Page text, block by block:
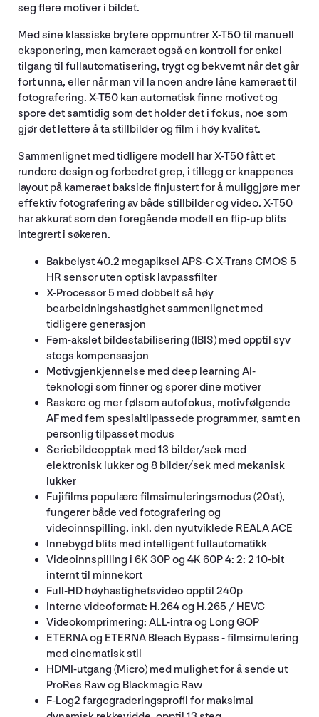
seg flere motiver i bildet.
Med sine klassiske brytere oppmuntrer X-T50 til manuell
eksponering, men kameraet også en kontroll for enkel
tilgang til fullautomatisering, trygt og bekvemt når det går
fort unna, eller når man vil la noen andre låne kameraet til
fotografering. X-T50 kan automatisk finne motivet og
spore det samtidig som det holder det i fokus, noe som
gjør det lettere å ta stillbilder og film i høy kvalitet.
Sammenlignet med tidligere modell har X-T50 fått et
rundere design og forbedret grep, i tillegg er knappenes
layout på kameraet bakside finjustert for å muliggjøre mer
effektiv fotografering av både stillbilder og video. X-T50
har akkurat som den foregående modell en flip-up blits
integrert i søkeren.
Bakbelyst 40.2 megapiksel APS-C X-Trans CMOS 5
HR sensor uten optisk lavpassfilter
X-Processor 5 med dobbelt så høy
bearbeidningshastighet sammenlignet med
tidligere generasjon
Fem-akslet bildestabilisering (IBIS) med opptil syv
stegs kompensasjon
Motivgjenkjennelse med deep learning AI-
teknologi som finner og sporer dine motiver
Raskere og mer følsom autofokus, motivfølgende
AF med fem spesialtilpassede programmer, samt en
personlig tilpasset modus
Seriebildeopptak med 13 bilder/sek med
elektronisk lukker og 8 bilder/sek med mekanisk
lukker
Fujifilms populære filmsimuleringsmodus (20st),
fungerer både ved fotografering og
videoinnspilling, inkl. den nyutviklede REALA ACE
Innebygd blits med intelligent fullautomatikk
Videoinnspilling i 6K 30P og 4K 60P 4: 2: 2 10-bit
internt til minnekort
Full-HD høyhastighetsvideo opptil 240p
Interne videoformat: H.264 og H.265 / HEVC
Videokomprimering: ALL-intra og Long GOP
ETERNA og ETERNA Bleach Bypass - filmsimulering
med cinematisk stil
HDMI-utgang (Micro) med mulighet for å sende ut
ProRes Raw og Blackmagic Raw
F-Log2 fargegraderingsprofil for maksimal